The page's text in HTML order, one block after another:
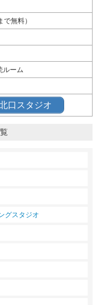
無料）
ルーム
口スタジオ
グスタジオ